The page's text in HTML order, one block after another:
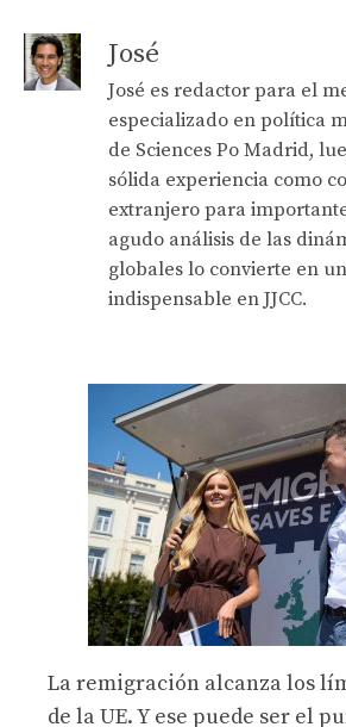
José
José es redactor para el
especializado en política
de Sciences Po Madrid,
sólida experiencia como
extranjero para
agudo análisis de las
globales lo convierte en
indispensable en JJCC.
La remigración alcanza los
de la UE. Y ese puede ser el